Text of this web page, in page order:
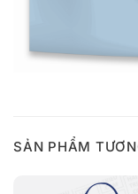
SẢN PHẨM